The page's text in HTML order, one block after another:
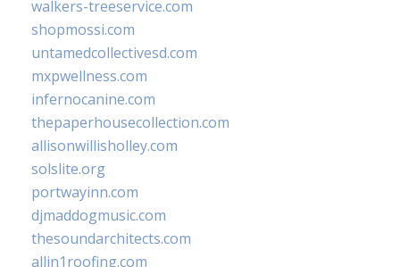
walkers-treeservice.com
shopmossi.com
untamedcollectivesd.com
mxpwellness.com
infernocanine.com
thepaperhousecollection.com
allisonwillisholley.com
solslite.org
portwayinn.com
djmaddogmusic.com
thesoundarchitects.com
allin1roofing.com